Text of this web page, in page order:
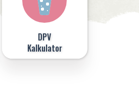
DPV
Kalkulator